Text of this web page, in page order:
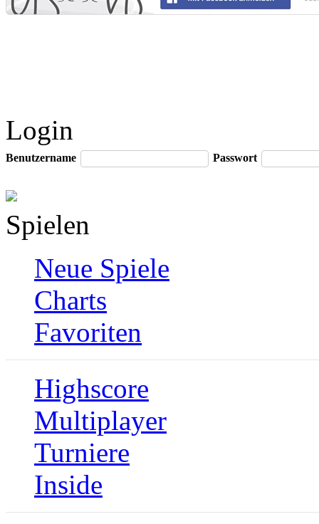
Login
Benutzername Passwort
Spielen
Neue Spiele
Charts
Favoriten
Highscore
Multiplayer
Turniere
Inside